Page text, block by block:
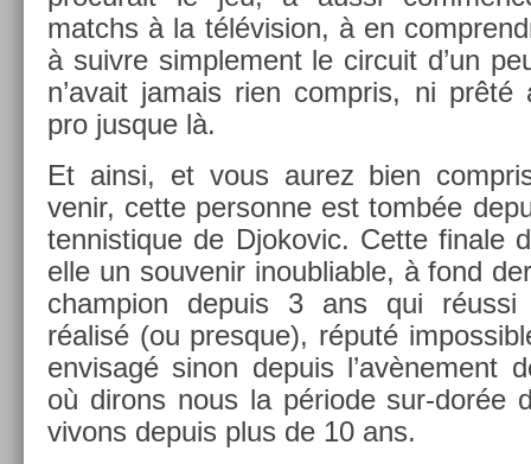
matchs à la télévis­ion, à en
à suiv­re simple­ment le cir­cuit d’un
n’avait jamais rien com­pris, ni prêté
pro jus­que là.
Et ainsi, et vous aurez bien
venir, cette per­son­ne est tombée
ten­nistique de Djokovic. Cette fin­ale
elle un souvenir in­oub­li­able, à fond
champ­ion de­puis 3 ans qui
réalisé (ou pre­sque), réputé
en­visagé sinon de­puis l’avène­ment
où di­rons nous la période sur-dorée
vivons de­puis plus de 10 ans.